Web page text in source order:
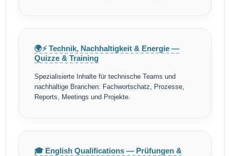
🌍⚡ Technik, Nachhaltigkeit & Energie —
Quizze & Training
Spezialisierte Inhalte für technische Teams und
nachhaltige Branchen: Fachwortschatz, Prozesse,
Reports, Meetings und Projekte.
🎓 English Qualifications — Prüfungen &